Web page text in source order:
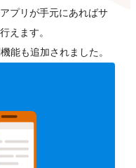
プリが手元にあればサ
えます。
能も追加されました。